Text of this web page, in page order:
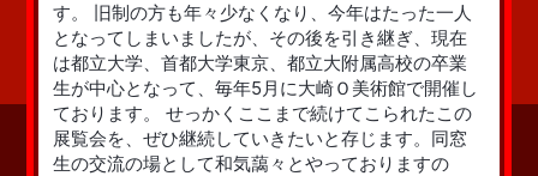
す。 旧制の方も年々少なくなり、今年はたった一人
となってしまいましたが、その後を引き継ぎ、現在
は都立大学、首都大学東京、都立大附属高校の卒業
生が中心となって、毎年5月に大崎Ｏ美術館で開催し
ております。 せっかくここまで続けてこられたこの
展覧会を、ぜひ継続していきたいと存じます。同窓
生の交流の場として和気藹々とやっておりますの